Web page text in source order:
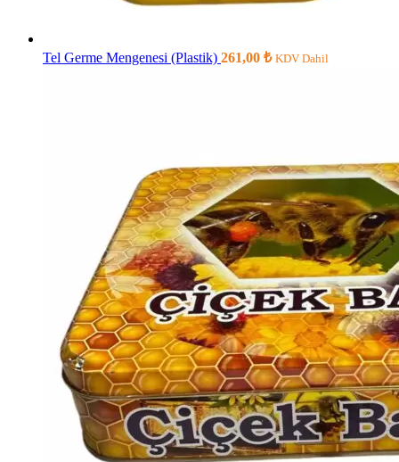
Tel Germe Mengenesi (Plastik) 261,00 ₺ KDV Dahil